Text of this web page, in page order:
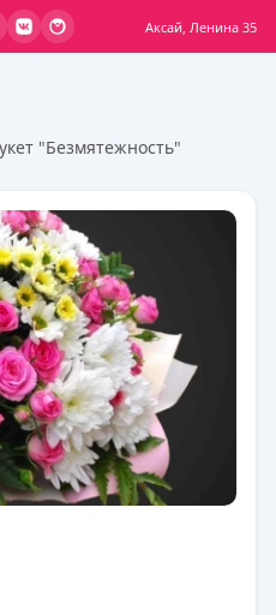
Аксай, Ленина 35
"Безмятежность"